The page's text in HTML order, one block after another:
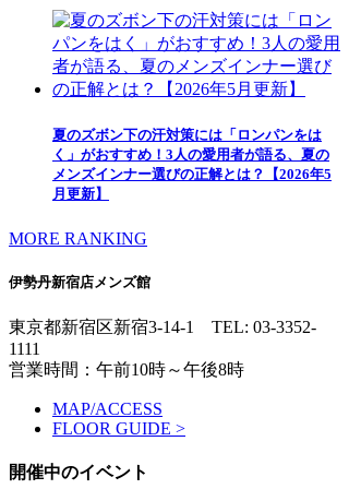
夏のズボン下の汗対策には「ロンパンをは
く」がおすすめ！3人の愛用者が語る、夏の
メンズインナー選びの正解とは？【2026年5
月更新】
MORE RANKING
伊勢丹新宿店メンズ館
東京都新宿区新宿3-14-1 TEL: 03-3352-
1111
営業時間：午前10時～午後8時
MAP/ACCESS
FLOOR GUIDE >
開催中のイベント